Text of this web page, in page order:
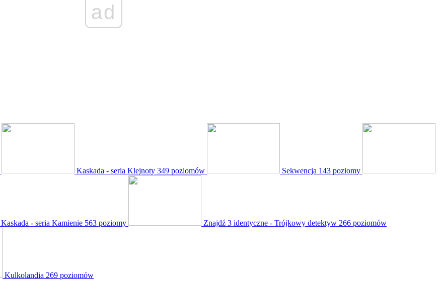
ad
Kaskada - seria Klejnoty 349 poziomów Sekwencja 143 poziomy
Kaskada - seria Kamienie 563 poziomy Znajdź 3 identyczne - Trójkowy detektyw 266 poziomów
Kulkolandia 269 poziomów